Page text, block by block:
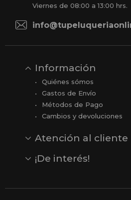
Viernes de 08:00 a 13:00 hrs.
Información
Quiénes sómos
Gastos de Envío
Métodos de Pago
Cambios y devoluciones
Atención al cliente
Opiniones
Reseñas en Google
¡De interés!